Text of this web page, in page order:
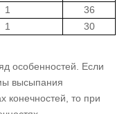
1
36
1 30
особенностей. Если
высыпания
конечностей, то при